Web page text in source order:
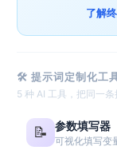
了解
🛠 提示词定制化工
5 种 AI 工具，把同一
📝 参数填写器
可视化填写变